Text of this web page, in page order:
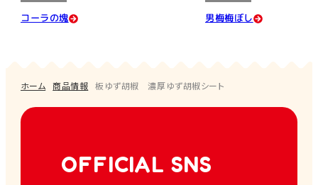
コーラの塊 男梅梅ぼし
ホーム 商品情報 板ゆず胡椒 濃厚ゆず胡椒シート
OFFICIAL SNS